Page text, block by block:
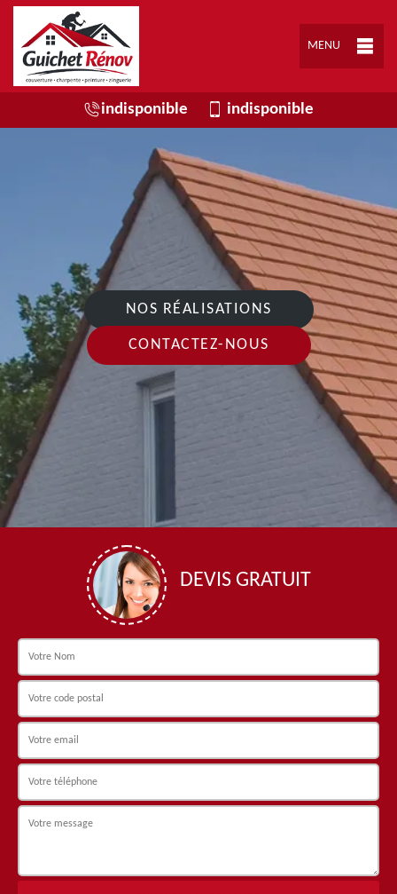
MENU
indisponible indisponible
NOS RÉALISATIONS
CONTACTEZ-NOUS
DEVIS GRATUIT